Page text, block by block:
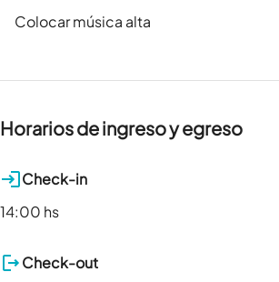
Colocar música alta
Horarios de ingreso y egreso
Check-in
14:00 hs
Check-out